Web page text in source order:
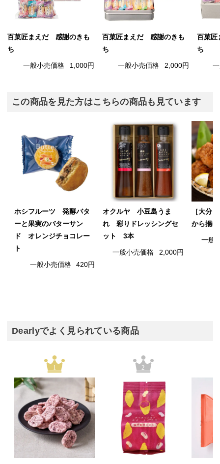
百菓匠まえだ 感謝のきも
ち
一般小売価格 1,000円
百菓匠まえだ 感謝のきも
ち
一般小売価格 2,000円
百菓
ち
この商品を見た方はこちらの商品も見ています
ホシフルーツ 発酵バタ
ーと果実のバターサン
ド オレンジチョコレー
ト
一般小売価格 420円
オクルヤ 小豆島うま
れ 彩りドレッシングセ
ット 3本
一般小売価格 2,000円
［大分
から揚
一般
Dearlyでよく見られている商品
1 2